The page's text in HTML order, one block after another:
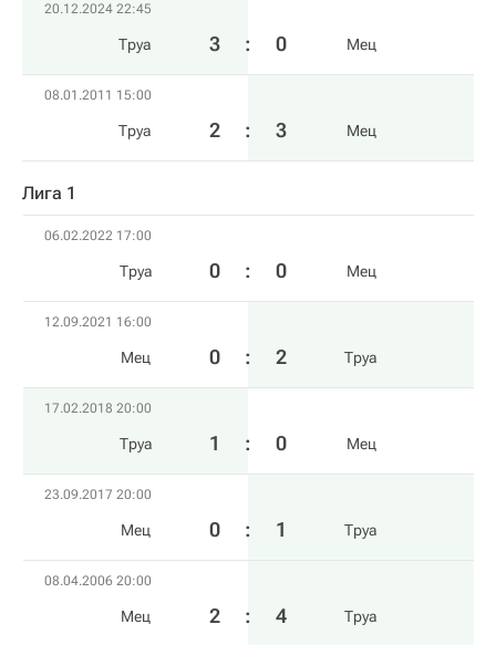
20.12.2024 22:45
Труа 3 : 0 Мец
08.01.2011 15:00
Труа 2 : 3 Мец
Лига 1
06.02.2022 17:00
Труа 0 : 0 Мец
12.09.2021 16:00
Мец 0 : 2 Труа
17.02.2018 20:00
Труа 1 : 0 Мец
23.09.2017 20:00
Мец 0 : 1 Труа
08.04.2006 20:00
Мец 2 : 4 Труа